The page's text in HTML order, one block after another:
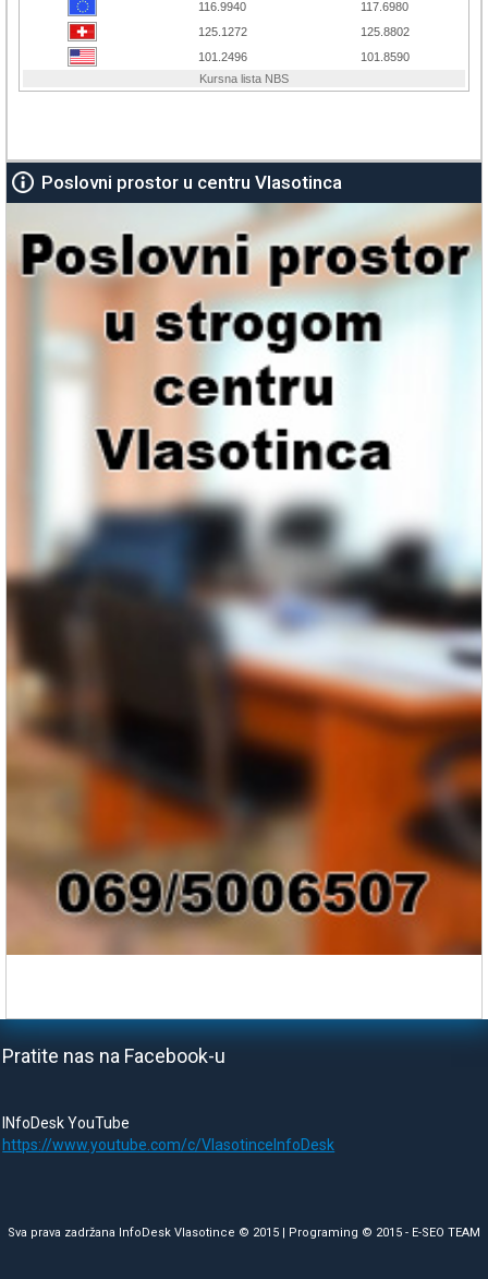
Poslovni prostor u centru Vlasotinca
Pratite nas na Facebook-u
INfoDesk YouTube
https://www.youtube.com/c/VlasotinceInfoDesk
Sva prava zadržana InfoDesk Vlasotince © 2015 | Programing © 2015 - E-SEO TEAM